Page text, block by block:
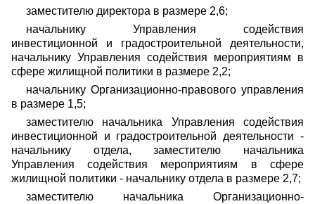
заместителю директора в размере 2,6;
начальнику Управления содействия
инвестиционной и градостроительной деятельности,
начальнику Управления содействия мероприятиям в
сфере жилищной политики в размере 2,2;
начальнику Организационно-правового управления
в размере 1,5;
заместителю начальника Управления содействия
инвестиционной и градостроительной деятельности -
начальнику отдела, заместителю начальника
Управления содействия мероприятиям в сфере
жилищной политики - начальнику отдела в размере 2,7;
заместителю начальника Организационно-